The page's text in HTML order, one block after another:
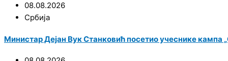
08.08.2026
Србија
Министар Дејан Вук Станковић посетио учеснике кампа